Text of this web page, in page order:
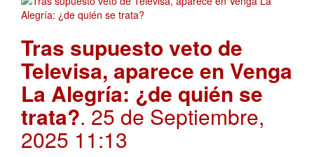
Tras supuesto veto de
Televisa, aparece en Venga
La Alegría: ¿de quién se
trata?. 25 de Septiembre,
2025 11:13